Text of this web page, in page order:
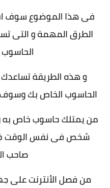
فى هذا الموضوع سوف
الطرق المهمة و التى
و هذه الطريقة
الحاسوب الخاص بك وسوف
من يمتلك حاسوب خاص به
شخص فى نفس الوقت
صاحب
من فصل الأنترنت على